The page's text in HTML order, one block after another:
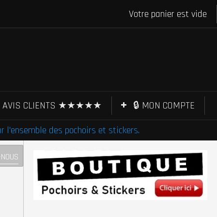
Votre panier est vide
AVIS CLIENTS ★★★★★
🔒 MON COMPTE
l'ensemble des pochoirs et stickers.